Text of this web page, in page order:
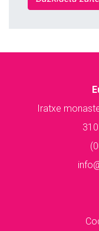
Iratxe